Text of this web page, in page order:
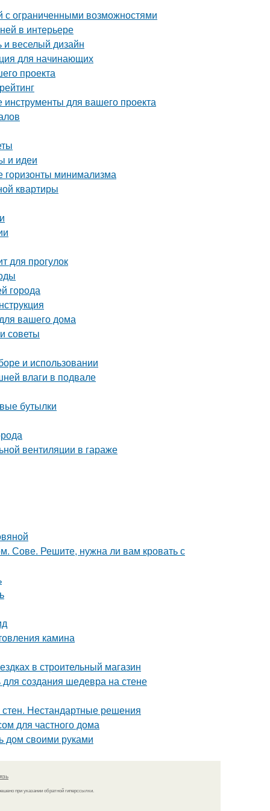
ограниченными возможностями
в интерьере
и веселый дизайн
для начинающих
проекта
для вашего проекта
и идеи
горизонты минимализма
квартиры
для прогулок
города
вашего дома
советы
и использовании
влаги в подвале
бутылки
вентиляции в гараже
Сове. Решите, нужна ли вам кровать с
камина
в строительный магазин
создания шедевра на стене
стен. Нестандартные решения
для частного дома
дом своими руками
при указании обратной гиперссылки.